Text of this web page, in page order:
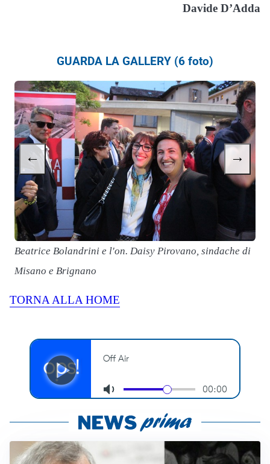
Davide D’Adda
GUARDA LA GALLERY (6 foto)
Beatrice Bolandrini e l'on. Daisy Pirovano, sindache di
Misano e Brignano
← →
TORNA ALLA HOME